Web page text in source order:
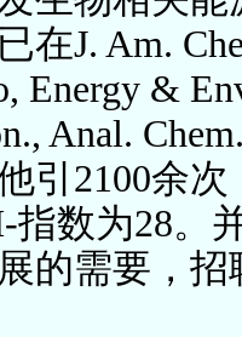
在J. Am.
Energy &
Anal.
引2100余
指数为28。
的需要，